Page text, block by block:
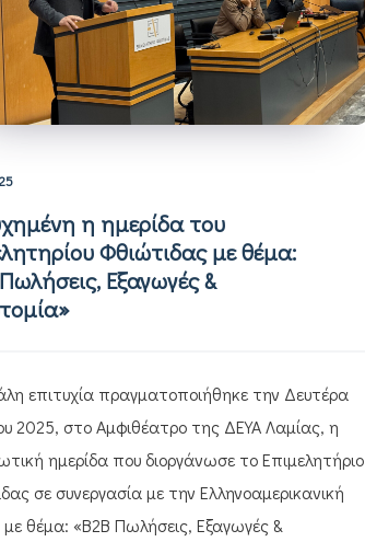
η ημερίδα του
Φθιώτιδας με θέμα:
Εξαγωγές &
επιτυχία πραγματοποιήθηκε την Δευτέρα
2025, στο Αμφιθέατρο της ΔΕΥΑ Λαμίας, η
ημερίδα που διοργάνωσε το Επιμελητήριο
σε συνεργασία με την Ελληνοαμερικανική
θέμα: «Β2Β Πωλήσεις, Εξαγωγές &